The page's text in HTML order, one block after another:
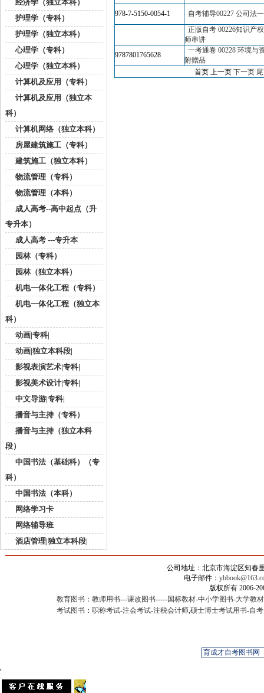
经济学（独立本科）
护理学（专科）
护理学（独立本科）
心理学（专科）
心理学（独立本科）
计算机及应用（专科）
计算机及应用（独立本
科）
计算机网络（独立本科）
房屋建筑施工（专科）
建筑施工（独立本科）
物流管理（专科）
物流管理（本科）
成人高考--高中起点（升
专升本）
成人高考 ---专升本
园林（专科）
园林（独立本科）
机电一体化工程（专科）
机电一体化工程（独立本
科）
动画|专科|
动画|独立本科段|
影视表演艺术|专科|
影视美术设计|专科|
中文导游|专科|
播音与主持（专科）
播音与主持（独立本科
段）
中国书法（基础科）（专
科）
中国书法（本科）
网络学习卡
网络辅导班
酒店管理|独立本科段|
978-7-5150-0054-1
自考辅导00227 公司法
正版自考 00226知识产
师串讲
9787801765628
一考通卷 00228 环境与
附赠品
首页 上一页 下一页
公司地址：北京市海淀区知春
电子邮件：
版权所有 2006-
教育图书 ： 教师用书---课改图书-----国标教材-中小学图书-大学教材
考试图书 ： 职称考试-注会考试-注税会计师,硕士博士考试用书-自
'